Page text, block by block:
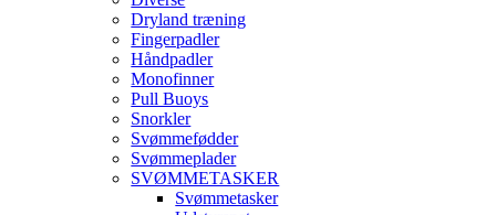
Dryland træning
Fingerpadler
Håndpadler
Monofinner
Pull Buoys
Snorkler
Svømmefødder
Svømmeplader
SVØMMETASKER
Svømmetasker